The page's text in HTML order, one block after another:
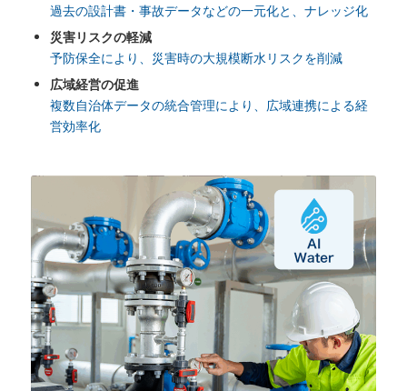
過去の設計書・事故データなどの一元化と、ナレッジ化
災害リスクの軽減
予防保全により、災害時の大規模断水リスクを削減
広域経営の促進
複数自治体データの統合管理により、広域連携による経
営効率化